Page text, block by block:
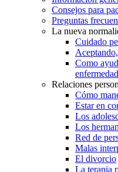
Consejos para
Preguntas
La nueva
Cuidado
Como
Relaciones
Cómo
Estar en
Los
Los
Red de
Malas
El divorcio
La terapia